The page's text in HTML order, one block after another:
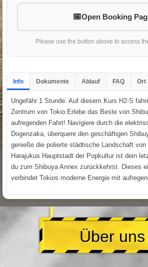
Open Booking
Please use the button above to access
Info Dokumente Ablauf FAQ Ort
Ungefähr 1 Stunde. Auf diesem Kurs H2-S
Zentrum von Tokio.Erlebe das Beste von
aufregenden Fahrt! Navigiere durch die
Dogenzaka, überquere den geschäftigen
genieße die polierte städtische Landschaft von
Harajukus Hauptstadt der Popkultur ist dein
du zum Shibuya Annex zurückkehrst. Dieses
verbindet Tokios moderne Energie mit
Über uns